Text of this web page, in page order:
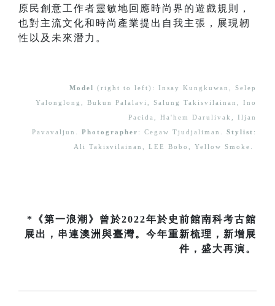
原民創意工作者靈敏地回應時尚界的遊戲規則，
也對主流文化和時尚產業提出自我主張，展現韌
性以及未來潛力。
Model (right to left): Insay Kungkuwan, Selep
Yalonglong, Bukun Palalavi, Salung Takisvilainan, Ino
Pacida, Ha'hem Darulivak, Iljan
Pavavaljun. Photographer : Cegaw Tjudjaliman. Stylist :
Ali Takisvilainan, LEE Bobo, Yellow Smoke.
*《第一浪潮》曾於2022年於史前館南科考古館
展出，串連澳洲與臺灣。今年重新梳理，新增展
件，盛大再演。